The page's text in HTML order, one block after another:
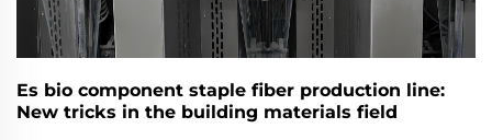
Es bio component staple fiber production line:
New tricks in the building materials field